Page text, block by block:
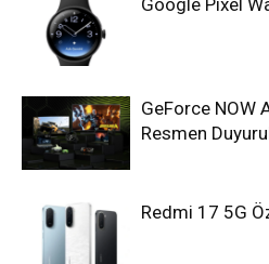
GeForce NOW
Resmen
Redmi 17 5G